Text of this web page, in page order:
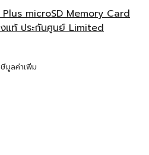
microSD Memory Card
แท้ ประกันศูนย์ Limited
มูลค่าเพิ่ม